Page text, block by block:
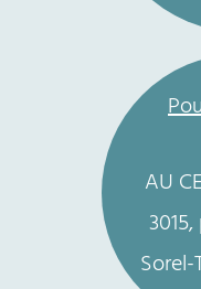
AU
Sorel-